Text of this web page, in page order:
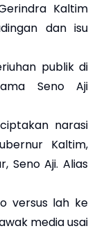
Kaltim
dan isu
publik di
Seno Aji
narasi
Kaltim,
Seno Aji. Alias
versus lah ke
media usai